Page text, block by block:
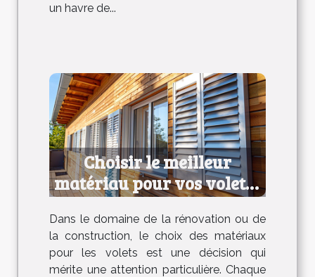
un havre de...
Choisir le meilleur
matériau pour vos volets :
avantages et
inconvénients
Dans le domaine de la rénovation ou de
la construction, le choix des matériaux
pour les volets est une décision qui
mérite une attention particulière. Chaque